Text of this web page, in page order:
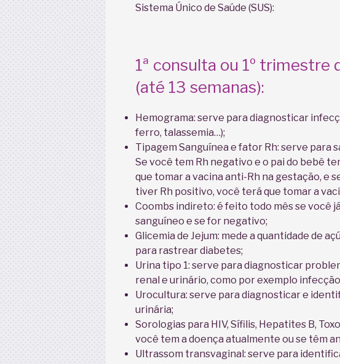
Sistema Único de Saúde (SUS):
1ª consulta ou 1º trimestre
(até 13 semanas):
Hemograma: serve para diagnosticar
ferro, talassemia…);
Tipagem Sanguínea e fator Rh: serve para
Se você tem Rh negativo e o pai do bebê
que tomar a vacina anti-Rh na gestação, e
tiver Rh positivo, você terá que tomar a
Coombs indireto: é feito todo mês se você
sanguíneo e se for negativo;
Glicemia de Jejum: mede a quantidade de
para rastrear diabetes;
Urina tipo 1: serve para diagnosticar
renal e urinário, como por exemplo
Urocultura: serve para diagnosticar e
urinária;
Sorologias para HIV, Sífilis, Hepatites B,
você tem a doença atualmente ou se têm
Ultrassom transvaginal: serve para